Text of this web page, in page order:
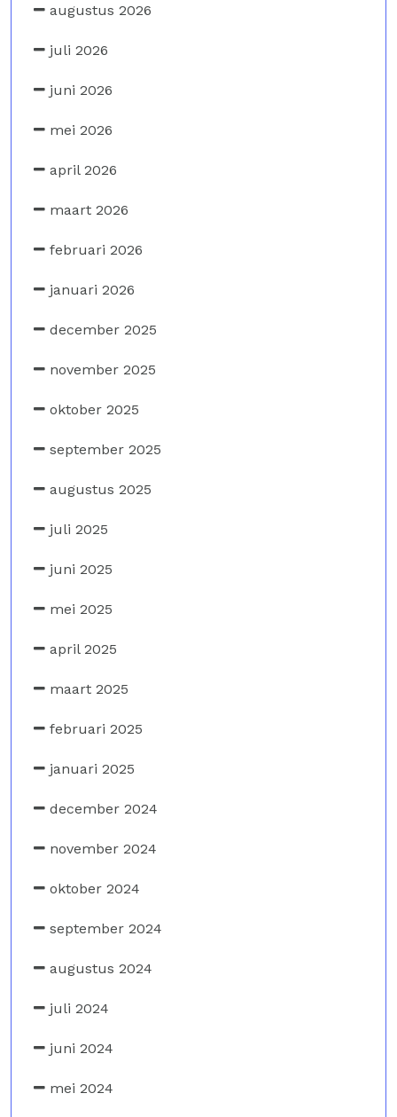
augustus 2026
juli 2026
juni 2026
mei 2026
april 2026
maart 2026
februari 2026
januari 2026
december 2025
november 2025
oktober 2025
september 2025
augustus 2025
juli 2025
juni 2025
mei 2025
april 2025
maart 2025
februari 2025
januari 2025
december 2024
november 2024
oktober 2024
september 2024
augustus 2024
juli 2024
juni 2024
mei 2024